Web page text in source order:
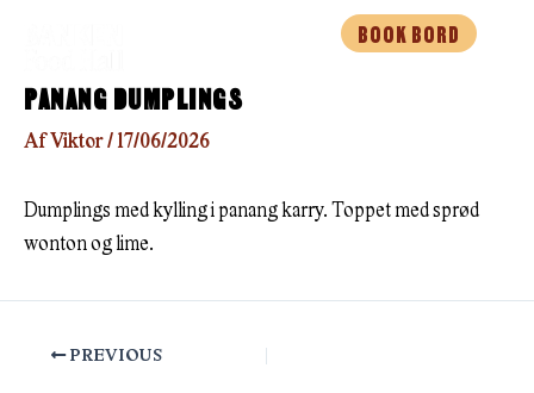
BOOK BORD
PANANG DUMPLINGS
Af Viktor/17/06/2026
Dumplings med kylling i panang karry. Toppet med sprød
wonton og lime.
PREVIOUS